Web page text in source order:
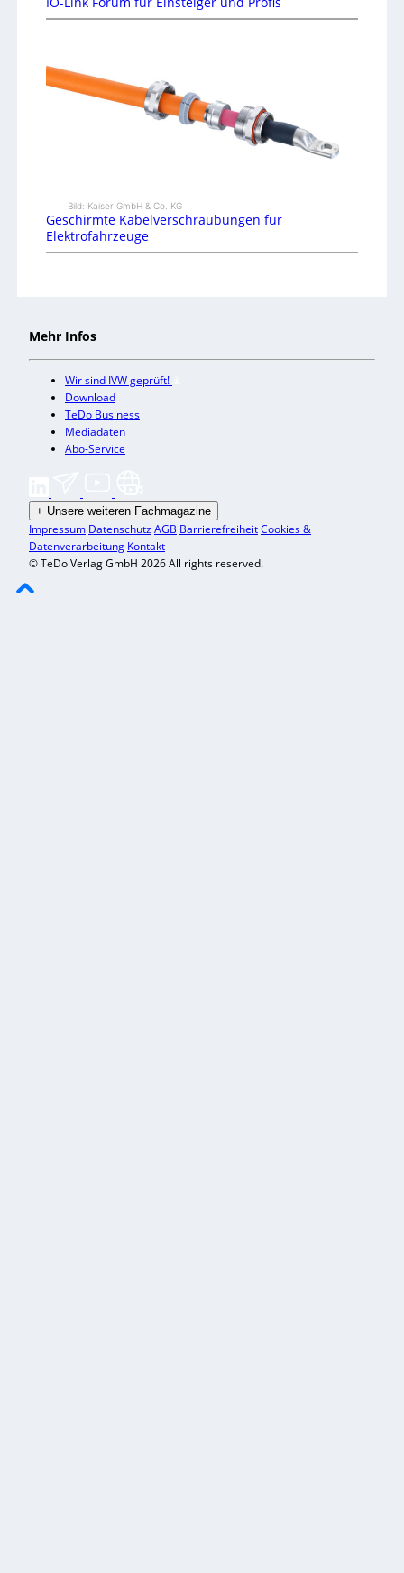
Bild: Kaiser GmbH & Co. KG
Geschirmte Kabelverschraubungen für
Elektrofahrzeuge
Mehr Infos
Wir sind IVW geprüft!
Download
TeDo Business
Mediadaten
Abo-Service
+ Unsere weiteren Fachmagazine
Impressum DatenschutzAGB BarrierefreiheitCookies &
Datenverarbeitung Kontakt
© TeDo Verlag GmbH 2026 All rights reserved.